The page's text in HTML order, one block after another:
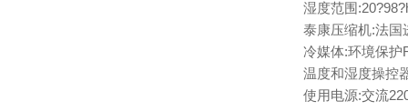
湿度范围
泰康压缩机:法国
冷媒体:环境保护
温度和湿度操控
使用电源:交流